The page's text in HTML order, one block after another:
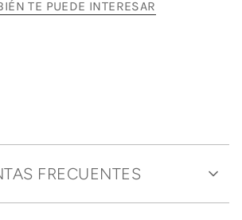
TE PUEDE INTERESAR
FRECUENTES